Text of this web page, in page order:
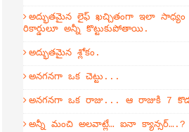
అద్భుతమైన లైఫ్ ఖచ్చితంగా ఇలా
రికార్డులూ అన్నీ కొట్టుకుపోతాయి.
అద్భుతమైన శ్లోకం.
అనగనగా ఒక చెట్టు...
అనగనగా ఒక రాజు... ఆ రాజుకి 7
అన్నీ మంచి అలవాట్లే… ఐనా క్యాన్సర్….?